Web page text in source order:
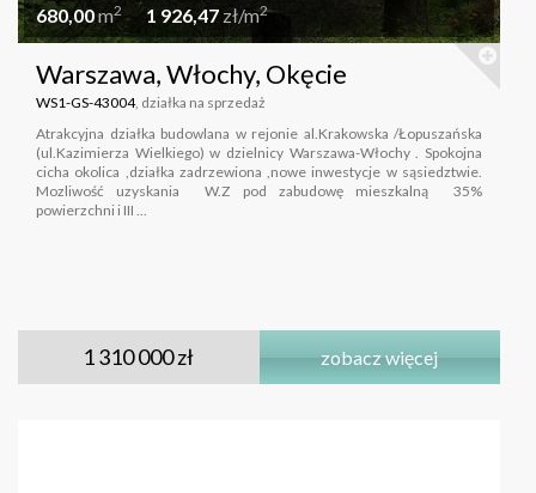
680,00m2 1 926,47 zł/m2
Warszawa, Włochy, Okęcie
WS1-GS-43004, działka na sprzedaż
Atrakcyjna działka budowlana w rejonie al.Krakowska /Łopuszańska
(ul.Kazimierza Wielkiego) w dzielnicy Warszawa-Włochy . Spokojna
cicha okolica ,działka zadrzewiona ,nowe inwestycje w sąsiedztwie.
Mozliwość uzyskania W.Z pod zabudowę mieszkalną 35%
powierzchni i III ...
1 310 000 zł zobacz więcej